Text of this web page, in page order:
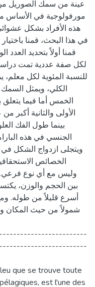
مورفولوجية في الأساس
هذه الأفراد بشكل
قمنا أولاً بتحديد
لكل صفة عددية تمت
للنسبة المئوية لكل معلم،
الكلي، ويمثل
الخمس أما فيما يتعلق
الأولى والثانية أكبر
بينما طول الفك
الجنسي في هذه
ويتجلى ازدواج الشكل
بين الحجم والوزن،
أسرع قليلاً من طوله.
شمولاً من حيث المكان
que se trouve toute
est l'une des